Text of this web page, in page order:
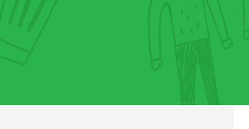
eliminar sus datos personales?